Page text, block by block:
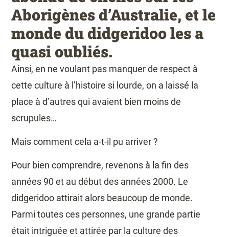
Aborigènes d’Australie, et le
monde du didgeridoo les a
quasi oubliés.
Ainsi, en ne voulant pas manquer de respect à
cette culture à l’histoire si lourde, on a laissé la
place à d’autres qui avaient bien moins de
scrupules…
Mais comment cela a-t-il pu arriver ?
Pour bien comprendre, revenons à la fin des
années 90 et au début des années 2000. Le
didgeridoo attirait alors beaucoup de monde.
Parmi toutes ces personnes, une grande partie
était intriguée et attirée par la culture des